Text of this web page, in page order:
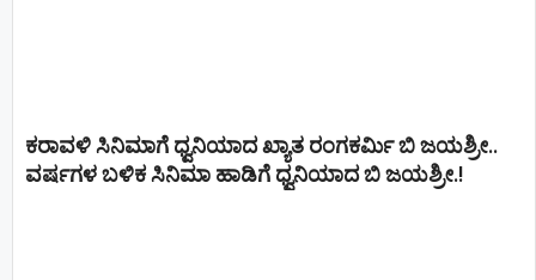
ಕರಾವಳಿ ಸಿನಿಮಾಗೆ ಧ್ವನಿಯಾದ ಖ್ಯಾತ ರಂಗಕರ್ಮಿ ಬಿ ಜಯಶ್ರೀ..
ವರ್ಷಗಳ ಬಳಿಕ ಸಿನಿಮಾ ಹಾಡಿಗೆ ಧ್ವನಿಯಾದ ಬಿ ಜಯಶ್ರೀ.!